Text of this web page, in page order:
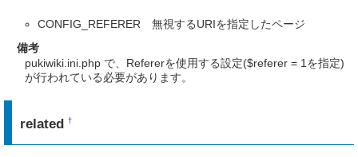
CONFIG_REFERER 無視するURIを指定したページ
備考
pukiwiki.ini.php で、Refererを使用する設定($referer = 1を指定)
が行われている必要があります。
related†